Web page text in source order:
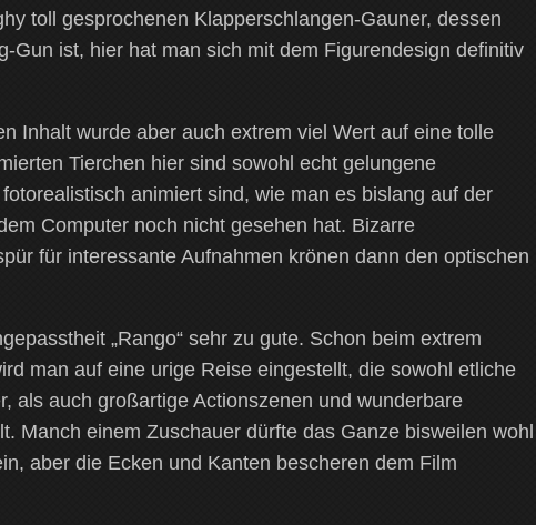
toll gesprochenen Klapperschlangen-Gauner, dessen
Gun ist, hier hat man sich mit dem Figurendesign definitiv
Inhalt wurde aber auch extrem viel Wert auf eine tolle
Tierchen hier sind sowohl echt gelungene
animiert sind, wie man es bislang auf der
Computer noch nicht gesehen hat. Bizarre
für interessante Aufnahmen krönen dann den optischen
„Rango“ sehr zu gute. Schon beim extrem
man auf eine urige Reise eingestellt, die sowohl etliche
als auch großartige Actionszenen und wunderbare
Manch einem Zuschauer dürfte das Ganze bisweilen wohl
aber die Ecken und Kanten bescheren dem Film